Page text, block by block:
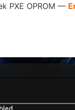
PXE OPROM —